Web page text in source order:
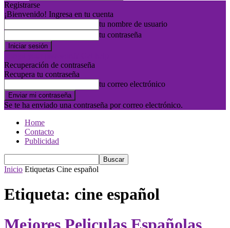
Registrarse
¡Bienvenido! Ingresa en tu cuenta
tu nombre de usuario
tu contraseña
Recuperación de contraseña
Recupera tu contraseña
tu correo electrónico
Se te ha enviado una contraseña por correo electrónico.
Home
Contacto
Publicidad
Inicio Etiquetas Cine español
Etiqueta: cine español